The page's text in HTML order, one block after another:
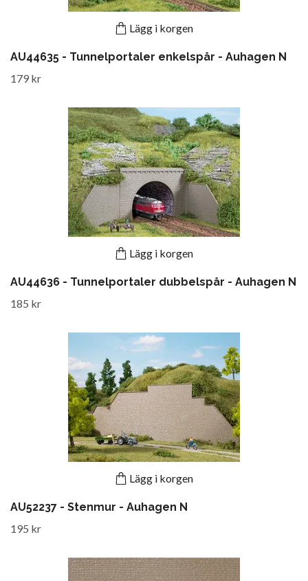
Lägg i korgen
AU44635 - Tunnelportaler enkelspår - Auhagen N
179 kr
Lägg i korgen
AU44636 - Tunnelportaler dubbelspår - Auhagen N
185 kr
Lägg i korgen
AU52237 - Stenmur - Auhagen N
195 kr